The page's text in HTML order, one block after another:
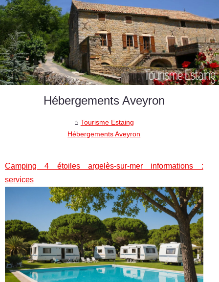
Hébergements Aveyron
Tourisme Estaing
Hébergements Aveyron
Camping 4 étoiles argelès-sur-mer informations :
services